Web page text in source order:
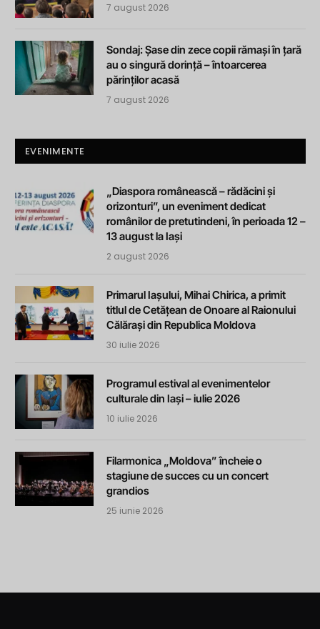
7 august 2026
Sondaj: Șase din zece copii rămași în țară
au o singură dorință – întoarcerea
părinților acasă
7 august 2026
EVENIMENTE
„Diaspora românească – rădăcini și
orizonturi”, un eveniment dedicat
românilor de pretutindeni, în perioada 12 –
13 august la Iași
2 august 2026
Primarul Iașului, Mihai Chirica, a primit
titlul de Cetățean de Onoare al Raionului
Călărași din Republica Moldova
30 iulie 2026
Programul estival al evenimentelor
culturale din Iași – iulie 2026
10 iulie 2026
Filarmonica „Moldova” încheie o
stagiune de succes cu un concert
grandios
25 iunie 2026